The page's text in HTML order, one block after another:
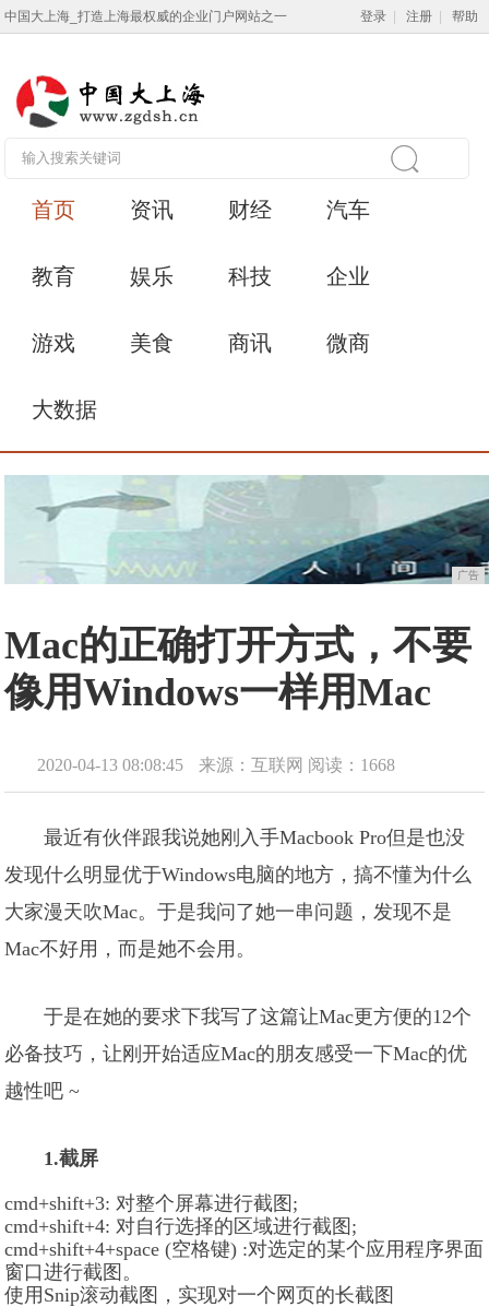
中国大上海_打造上海最权威的企业门户网站之一 登录 注册 帮助
首页 资讯 财经 汽车
教育 娱乐 科技 企业
游戏 美食 商讯 微商
大数据
广告
Mac的正确打开方式，不要
像用Windows一样用Mac
2020-04-13 08:08:45 来源：互联网 阅读：1668
最近有伙伴跟我说她刚入手Macbook Pro但是也没
发现什么明显优于Windows电脑的地方，搞不懂为什么
大家漫天吹Mac。于是我问了她一串问题，发现不是
Mac不好用，而是她不会用。
于是在她的要求下我写了这篇让Mac更方便的12个
必备技巧，让刚开始适应Mac的朋友感受一下Mac的优
越性吧 ~
1.截屏
cmd+shift+3: 对整个屏幕进行截图;
cmd+shift+4: 对自行选择的区域进行截图;
cmd+shift+4+space (空格键) :对选定的某个应用程序界面
窗口进行截图。
使用Snip滚动截图，实现对一个网页的长截图